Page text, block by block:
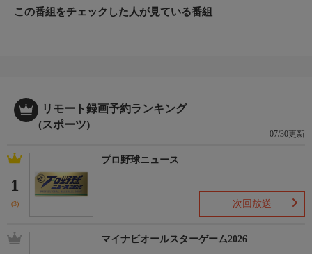
この番組をチェックした人が見ている番組
リモート録画予約ランキング
(スポーツ)
07/30更新
1
(3)
プロ野球ニュース
次回放送
マイナビオールスターゲーム2026